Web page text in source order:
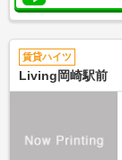
賃貸ハイツ
Living岡崎駅前